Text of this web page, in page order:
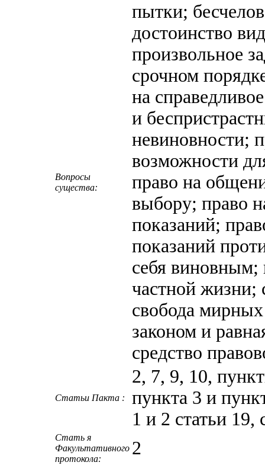
Вопросы
существа:
пытки;
достоинство
произвольнoe
срочном
на
и
невиновности;
возможности
право на
выбору; право
показаний;
показаний
себя виновным;
частной жизни;
свобода
законом и
средство
Статьи Пакта :
2, 7, 9, 10,
пункта 3 и
1 и 2 статьи 19,
Стать я
Факультативного
протокола:
2